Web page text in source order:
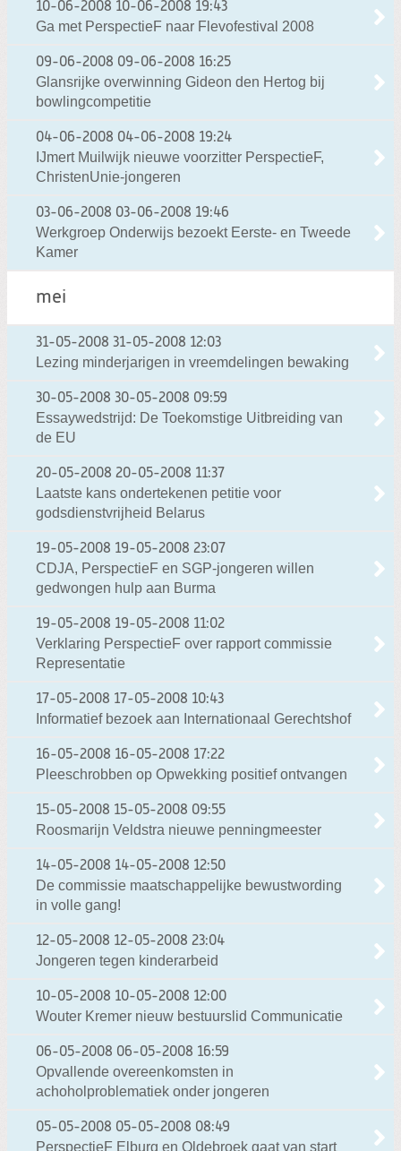
10-06-2008 10-06-2008 19:43
Ga met PerspectieF naar Flevofestival 2008
09-06-2008 09-06-2008 16:25
Glansrijke overwinning Gideon den Hertog bij
bowlingcompetitie
04-06-2008 04-06-2008 19:24
IJmert Muilwijk nieuwe voorzitter PerspectieF,
ChristenUnie-jongeren
03-06-2008 03-06-2008 19:46
Werkgroep Onderwijs bezoekt Eerste- en Tweede
Kamer
mei
31-05-2008 31-05-2008 12:03
Lezing minderjarigen in vreemdelingen bewaking
30-05-2008 30-05-2008 09:59
Essaywedstrijd: De Toekomstige Uitbreiding van
de EU
20-05-2008 20-05-2008 11:37
Laatste kans ondertekenen petitie voor
godsdienstvrijheid Belarus
19-05-2008 19-05-2008 23:07
CDJA, PerspectieF en SGP-jongeren willen
gedwongen hulp aan Burma
19-05-2008 19-05-2008 11:02
Verklaring PerspectieF over rapport commissie
Representatie
17-05-2008 17-05-2008 10:43
Informatief bezoek aan Internationaal Gerechtshof
16-05-2008 16-05-2008 17:22
Pleeschrobben op Opwekking positief ontvangen
15-05-2008 15-05-2008 09:55
Roosmarijn Veldstra nieuwe penningmeester
14-05-2008 14-05-2008 12:50
De commissie maatschappelijke bewustwording
in volle gang!
12-05-2008 12-05-2008 23:04
Jongeren tegen kinderarbeid
10-05-2008 10-05-2008 12:00
Wouter Kremer nieuw bestuurslid Communicatie
06-05-2008 06-05-2008 16:59
Opvallende overeenkomsten in
achoholproblematiek onder jongeren
05-05-2008 05-05-2008 08:49
PerspectieF Elburg en Oldebroek gaat van start